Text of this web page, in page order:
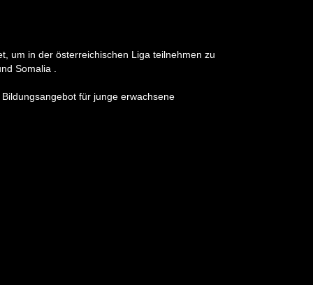
um in der österreichischen Liga teilnehmen zu
Somalia .
für junge erwachsene